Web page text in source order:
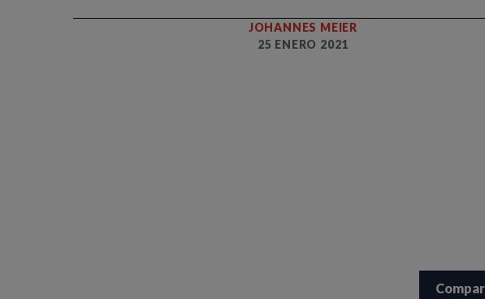
JOHANNES MEIER
25 ENERO 2021